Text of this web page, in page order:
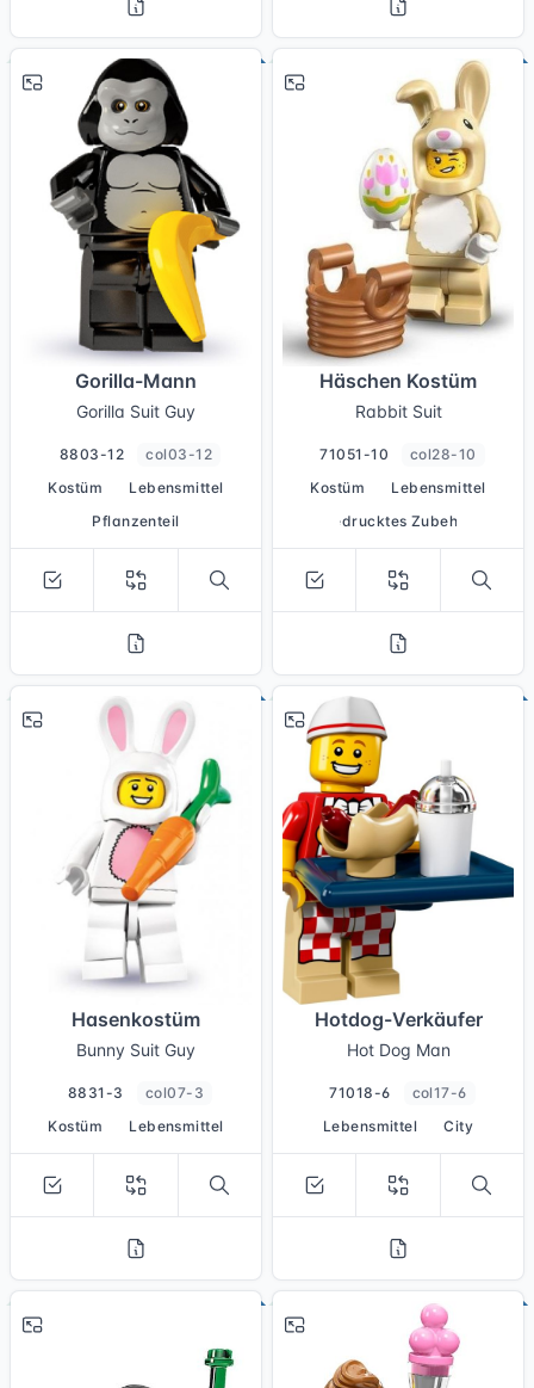
Gorilla-Mann
Gorilla Suit Guy
8803-12
col03-12
Kostüm
Lebensmittel
Pflanzenteil
Häschen Kostüm
Rabbit Suit
71051-10
col28-10
Kostüm
Lebensmittel
bedrucktes Zubehör
Hasenkostüm
Bunny Suit Guy
8831-3
col07-3
Kostüm
Lebensmittel
Hotdog-Verkäufer
Hot Dog Man
71018-6
col17-6
Lebensmittel
City